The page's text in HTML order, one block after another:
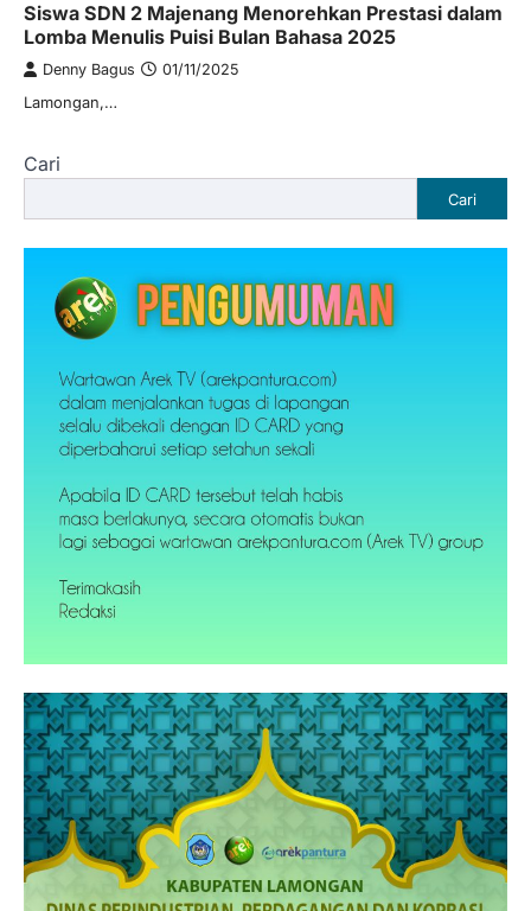
Siswa SDN 2 Majenang Menorehkan Prestasi dalam
Lomba Menulis Puisi Bulan Bahasa 2025
Denny Bagus 01/11/2025
Lamongan,…
Cari
Cari